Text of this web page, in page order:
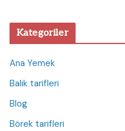
Kategoriler
Ana Yemek
Balık tarifleri
Blog
Börek tarifleri